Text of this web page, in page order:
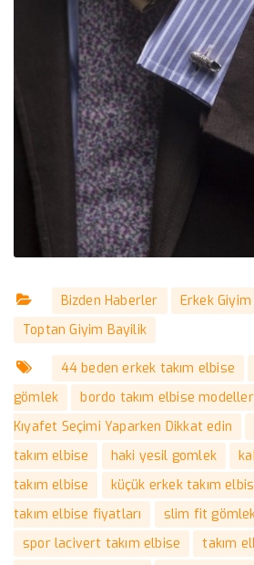
Bizden Haberler
Erkek
Toptan Giyim Bayilik
44 beden erkek takım elbise
gömlek
bordo takım elbise
Kıyafet Seçimi Yaparken Dikkat edin
takım elbise
haki yesil gomlek
takım elbise
küçük erkek takım
takım elbise fiyatları
slim fit
spor lacivert takım elbise
takım